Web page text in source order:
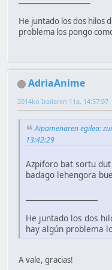
He juntado los dos hilos
problema los pongo
AdriaAnime
2014ko Irailaren 11a, 14:37:07
Aipamenaren egilea:
13:42:29
Azpiforo bat sortu
badago lehengora
He juntado los dos
hay algún problema
A vale, gracias!